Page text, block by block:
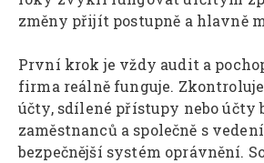
změny přijít postupně a hlavně
První krok je vždy audit a
firma reálně funguje.
účty, sdílené přístupy nebo účty
zaměstnanců a společně s
bezpečnější systém oprávnění.